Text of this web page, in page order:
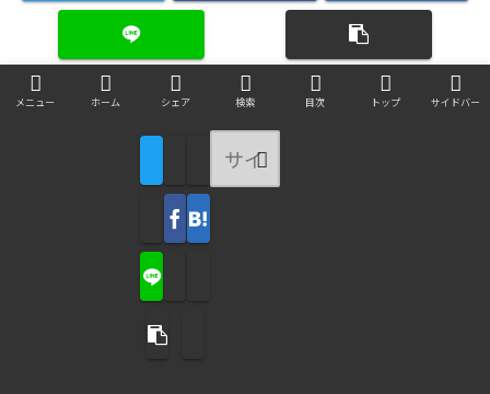
areablueをフォローする
新着記事
底辺から這い上がれる人
メニュー ホーム シェア 検索 目次 トップ サイドバー